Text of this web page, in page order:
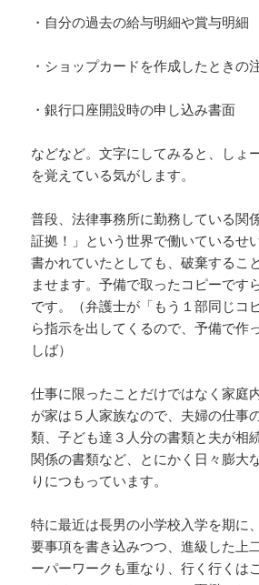
・自分の過去の給与明細や賞与明細
・ショップカードを作成したときの
・銀行口座開設時の申し込み書面
などなど。文字にしてみると、しょ
を覚えている気がします。
普段、法律事務所に勤務している関
証拠！」という世界で働いているせ
書かれていたとしても、破棄するこ
ませます。予備で取ったコピーです
です。（弁護士が「もう１部同じコ
ら指示を出してくるので、予備で作
しば）
仕事に限ったことだけではなく家庭
が家は５人家族なので、夫婦の仕事
類、子ども達３人分の書類と夫が相
関係の書類など、とにかく日々膨大
りにつもっています。
特に最近は長男の小学校入学を期に
要事項を書き込みつつ、進級した上
ーパーワークも重なり、行く行くは